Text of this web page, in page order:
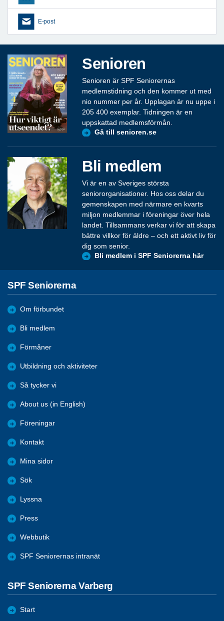
E-post
Senioren
Senioren är SPF Seniorernas
medlemstidning och den kommer ut med
nio nummer per år. Upplagan är nu uppe i
205 400 exemplar. Tidningen är en
uppskattad medlemsförmån.
Gå till senioren.se
Bli medlem
Vi är en av Sveriges största
seniororganisationer. Hos oss delar du
gemenskapen med närmare en kvarts
miljon medlemmar i föreningar över hela
landet. Tillsammans verkar vi för att skapa
bättre villkor för äldre – och ett aktivt liv för
dig som senior.
Bli medlem i SPF Seniorerna här
SPF Seniorerna
Om förbundet
Bli medlem
Förmåner
Utbildning och aktiviteter
Så tycker vi
About us (in English)
Föreningar
Kontakt
Mina sidor
Sök
Lyssna
Press
Webbutik
SPF Seniorernas intranät
SPF Seniorerna Varberg
Start